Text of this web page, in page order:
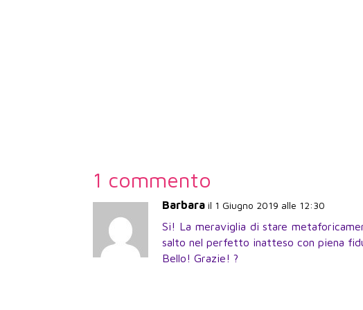
1 commento
Barbara il 1 Giugno 2019 alle 12:30
Si! La meraviglia di stare
salto nel perfetto inatteso con piena
Bello! Grazie! ?